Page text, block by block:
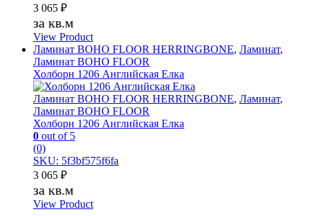
3 065 ₽
за кв.м
View Product
Ламинат BOHO FLOOR HERRINGBONE, Ламинат,
Ламинат BOHO FLOOR
Холборн 1206 Английская Елка
Ламинат BOHO FLOOR HERRINGBONE, Ламинат,
Ламинат BOHO FLOOR
Холборн 1206 Английская Елка
0 out of 5
(0)
SKU: 5f3bf575f6fa
3 065 ₽
за кв.м
View Product